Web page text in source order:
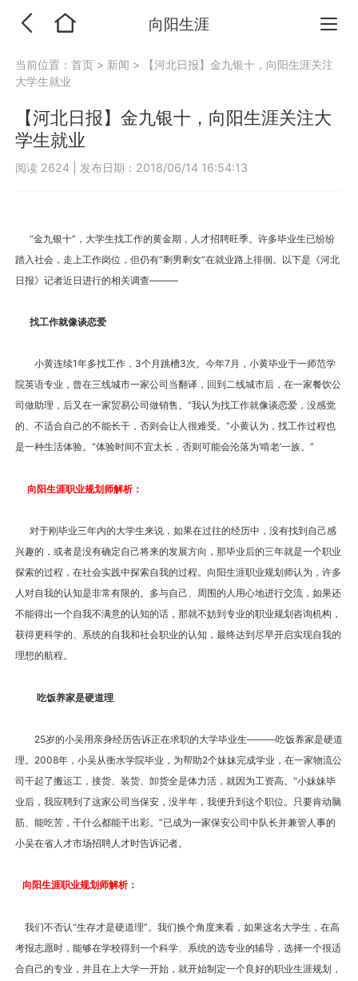
向阳生涯
当前位置：首页 > 新闻 >
【河北日报】金九银十，向阳生涯关注
大学生就业
【河北日报】金九银十，向阳生涯关注大
学生就业
阅读 2624 发布日期：2018/06/14 16:54:13
“金九银十”，大学生找工作的黄金期，人才招聘旺季。许多毕业生已纷纷
踏入社会，走上工作岗位，但仍有“剩男剩女”在就业路上徘徊。以下是《河北
日报》记者近日进行的相关调查———
找工作就像谈恋爱
小黄连续1年多找工作，3个月跳槽3次。今年7月，小黄毕业于一师范学
院英语专业，曾在三线城市一家公司当翻译，回到二线城市后，在一家餐饮公
司做助理，后又在一家贸易公司做销售。“我认为找工作就像谈恋爱，没感觉
的、不适合自己的不能长干，否则会让人很难受。”小黄认为，找工作过程也
是一种生活体验。“体验时间不宜太长，否则可能会沦落为‘啃老’一族。”
向阳生涯职业规划师解析：
对于刚毕业三年内的大学生来说，如果在过往的经历中，没有找到自己感
兴趣的，或者是没有确定自己将来的发展方向，那毕业后的三年就是一个职业
探索的过程，在社会实践中探索自我的过程。向阳生涯职业规划师认为，许多
人对自我的认知是非常有限的。多与自己、周围的人用心地进行交流，如果还
不能得出一个自我不满意的认知的话，那就不妨到专业的职业规划咨询机构，
获得更科学的、系统的自我和社会职业的认知，最终达到尽早开启实现自我的
理想的航程。
吃饭养家是硬道理
25岁的小吴用亲身经历告诉正在求职的大学毕业生———吃饭养家是硬道
理。2008年，小吴从衡水学院毕业，为帮助2个妹妹完成学业，在一家物流公
司干起了搬运工，接货、装货、卸货全是体力活，就因为工资高。“小妹妹毕
业后，我应聘到了这家公司当保安，没半年，我便升到这个职位。只要肯动脑
筋、能吃苦，干什么都能干出彩。”已成为一家保安公司中队长并兼管人事的
小吴在省人才市场招聘人才时告诉记者。
向阳生涯职业规划师解析：
我们不否认“生存才是硬道理”。我们换个角度来看，如果这名大学生，在高
考报志愿时，能够在学校得到一个科学、系统的选专业的辅导，选择一个很适
合自己的专业，并且在上大学一开始，就开始制定一个良好的职业生涯规划，